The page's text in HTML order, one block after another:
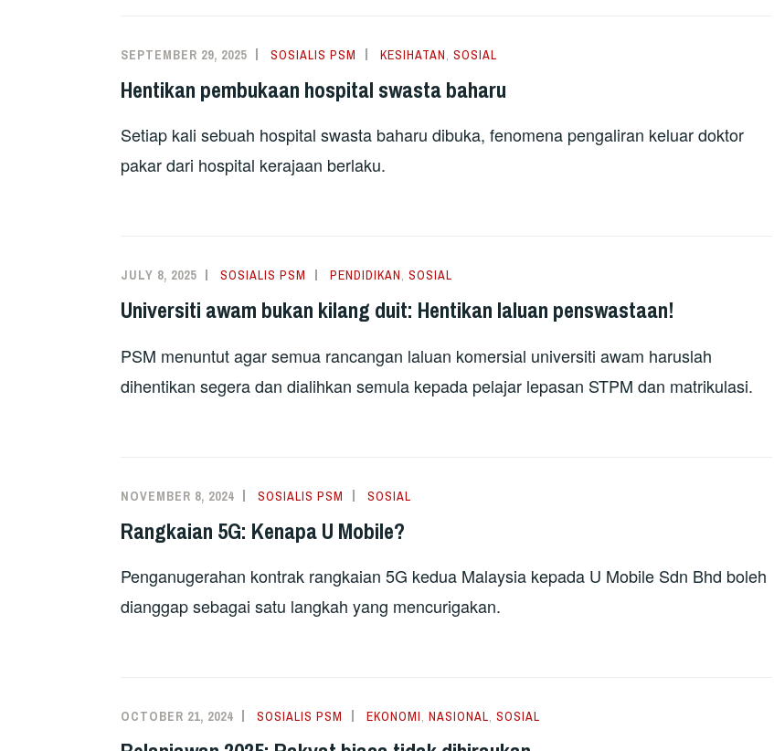
SEPTEMBER 29, 2025 SOSIALIS PSM KESIHATAN, SOSIAL
Hentikan pembukaan hospital swasta baharu
Setiap kali sebuah hospital swasta baharu dibuka, fenomena pengaliran keluar doktor
pakar dari hospital kerajaan berlaku.
JULY 8, 2025 SOSIALIS PSM PENDIDIKAN, SOSIAL
Universiti awam bukan kilang duit: Hentikan laluan penswastaan!
PSM menuntut agar semua rancangan laluan komersial universiti awam haruslah
dihentikan segera dan dialihkan semula kepada pelajar lepasan STPM dan matrikulasi.
NOVEMBER 8, 2024 SOSIALIS PSM SOSIAL
Rangkaian 5G: Kenapa U Mobile?
Penganugerahan kontrak rangkaian 5G kedua Malaysia kepada U Mobile Sdn Bhd boleh
dianggap sebagai satu langkah yang mencurigakan.
OCTOBER 21, 2024 SOSIALIS PSM EKONOMI, NASIONAL, SOSIAL